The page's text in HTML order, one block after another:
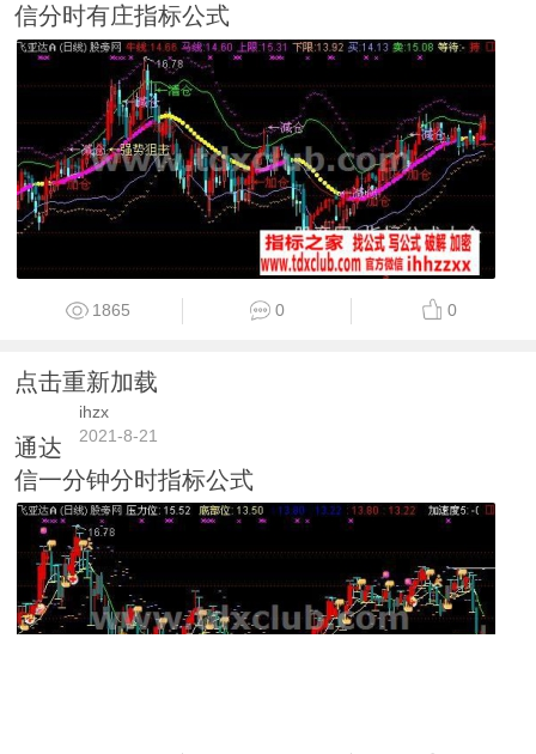
信分时有庄指标公式
1865 0 0
点击重新加载
ihzx
2021-8-21
通达
信一分钟分时指标公式